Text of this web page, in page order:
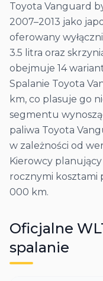
Toyota Vanguard
2007–2013 jako
oferowany
3.5 litra oraz
obejmuje 14
Spalanie Toyota
km, co plasuje go
segmentu
paliwa Toyota
w zależności od
Kierowcy
rocznymi kosztami
000 km.
Oficjalne
spalanie